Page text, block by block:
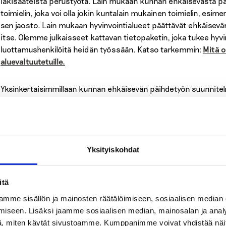
Yksityiskohdat
sisällön ja mainosten räätälöimiseen, sosiaalisen
Lisäksi jaamme sosiaalisen median, mainosalan ja
miten käytät sivustoamme. Kumppanimme voivat yhdistää
toimielin, joka voi olla jokin kuntalain mukainen toimielin,
sen jaosto. Lain mukaan hyvinvointialueet päättävät
itse. Olemme julkaisseet kattavan tietopaketin, joka tukee
luottamushenkilöitä heidän työssään. Katso tarkemmin: Mitä
aluevaltuutetuille.
Yksinkertaisimmillaan kunnan ehkäisevän päihdetyön
myös kuntalaiset, löytävät helposti tiedon siitä, millaista
Ehkäisevän päihdetyön suunnitelma voi olla myös osa
EPT-tavoitteet tulevat näkyviksi ja niiden toteutumista
Hyvä suunnitelma mahdollistaa työn pitkäjänteisen
hyödyntää luotettavia tietolähteitä. Osa kunnista laatii koko